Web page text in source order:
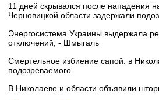
11 дней скрывался после нападения
Черновицкой области задержали
Энергосистема Украины выдержала
отключений, - Шмыгаль
Смертельное избиение сапой: в
подозреваемого
В Николаеве и области объявили